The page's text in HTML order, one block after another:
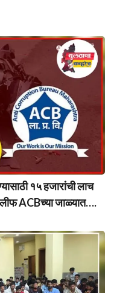
१५ हजारांची लाच
ACBच्या जाळ्यात….